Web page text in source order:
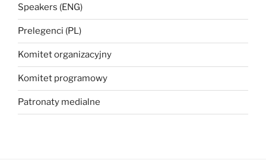
Speakers (ENG)
Prelegenci (PL)
Komitet organizacyjny
Komitet programowy
Patronaty medialne